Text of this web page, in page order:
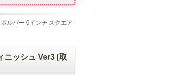
ルバー 6インチ スクエア
ニッシュ Ver3 [取